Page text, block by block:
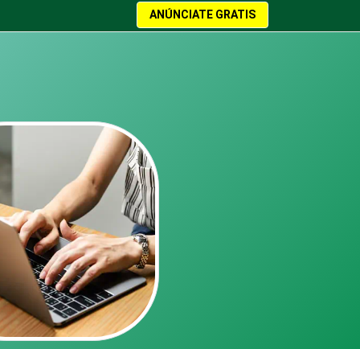
ANÚNCIATE GRATIS